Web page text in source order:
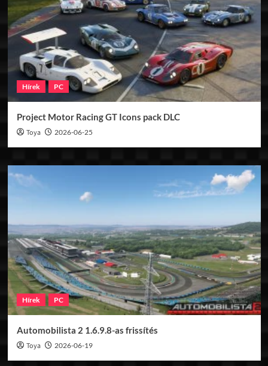
Hírek PC
Project Motor Racing GT Icons pack DLC
Toya 2026-06-25
Hírek PC
Automobilista 2 1.6.9.8-as frissítés
Toya 2026-06-19